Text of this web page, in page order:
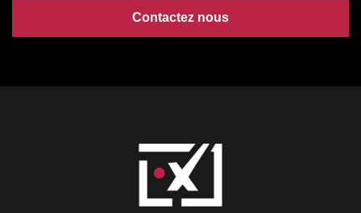
Contactez nous